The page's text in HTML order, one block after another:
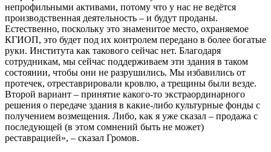
непрофильными активами, потому что у нас не ведётся
производственная деятельность – и будут проданы.
Естественно, поскольку это знаменитое место, охраняемое
КГИОП, это будет под их контролем передано в более богатые
руки. Института как такового сейчас нет. Благодаря
сотрудникам, мы сейчас поддерживаем эти здания в таком
состоянии, чтобы они не разрушились. Мы избавились от
протечек, отреставрировали кровлю, а трещины были везде.
Второй вариант – принятие какого-то экстраординарного
решения о передаче здания в какие-либо культурные фонды с
получением возмещения. Либо, как я уже сказал – продажа с
последующей (в этом сомнений быть не может)
реставрацией», – сказал Громов.